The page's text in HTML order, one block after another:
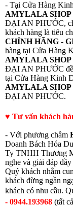
- Tại Cửa Hàng
AMYLALA SHOP
ĐẠI AN PHƯỚC,
khách hàng là tiêu
CHÍNH HÃNG -
hàng tại Cửa Hàng
AMYLALA SHOP
ĐẠI AN PHƯỚC
tại Cửa Hàng Kinh
AMYLALA SHOP
ĐẠI AN PHƯỚC.
♥ Tư vấn khách
- Với phương châm
Doanh Bách Hóa
Ty TNHH Thương
nghe và giải đáp
Quý khách nhằm
khách đừng ngần
khách có nhu cầu.
- 0944.193968 (tất